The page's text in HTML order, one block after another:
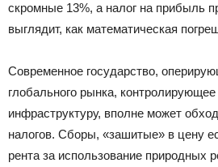
скромные 13%, а налог на прибыль
выглядит, как математическая
Современное государство,
глобального рынка, контролирующее
инфраструктуру, вполне может
налогов. Сборы, «зашитые» в цену
рента за использование природных